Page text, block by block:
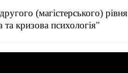
(магістерського)
та кризова психологія"